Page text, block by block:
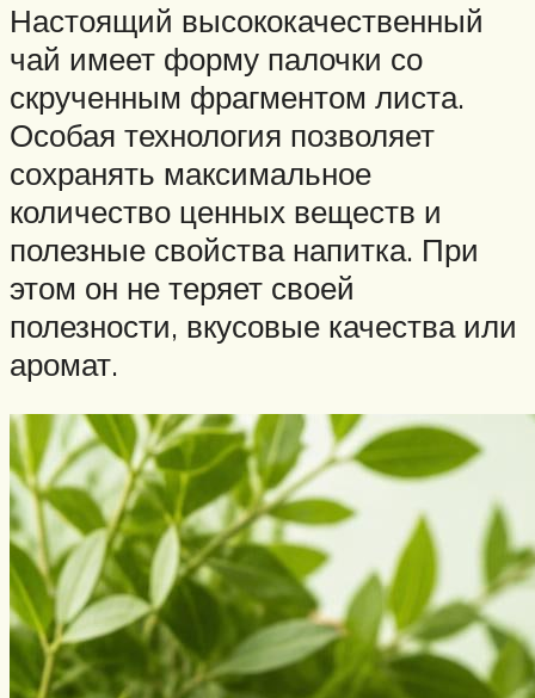
Настоящий высококачественный
чай имеет форму палочки со
скрученным фрагментом листа.
Особая технология позволяет
сохранять максимальное
количество ценных веществ и
полезные свойства напитка. При
этом он не теряет своей
полезности, вкусовые качества или
аромат.